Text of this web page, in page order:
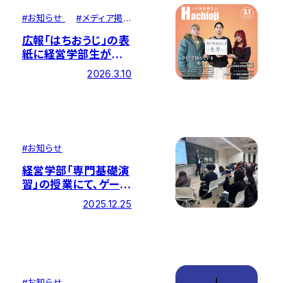
#お知らせ #メディア掲
載
広報「はちおうじ」の表
紙に経営学部生が掲
2026.3.10
#お知らせ
経営学部「専門基礎演
習」の授業にて、ゲート
キーパー講習を行いま
2025.12.25